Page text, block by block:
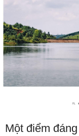
Một điểm